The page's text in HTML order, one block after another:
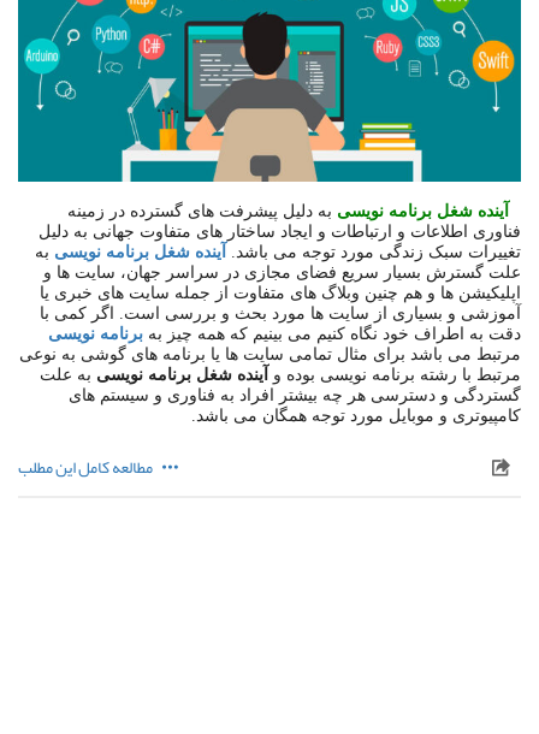
آینده شغل برنامه نویسی به دلیل پیشرفت های گسترده در زمینه
فناوری اطلاعات و ارتباطات و ایجاد ساختار های متفاوت جهانی به دلیل
تغییرات سبک زندگی مورد توجه می باشد. آینده شغل برنامه نویسی به
علت گسترش بسیار سریع فضای مجازی در سراسر جهان، سایت ها و
اپلیکیشن ها و هم چنین وبلاگ های متفاوت از جمله سایت های خبری یا
آموزشی و بسیاری از سایت ها مورد بحث و بررسی است. اگر کمی با
دقت به اطراف خود نگاه کنیم می بینیم که همه چیز به برنامه نویسی
مرتبط می باشد برای مثال تمامی سایت ها یا برنامه های گوشی به نوعی
مرتبط با رشته برنامه نویسی بوده و آینده شغل برنامه نویسی به علت
گستردگی و دسترسی هر چه بیشتر افراد به فناوری و سیستم های
کامپیوتری و موبایل مورد توجه همگان می باشد.
مطالعه کامل این مطلب